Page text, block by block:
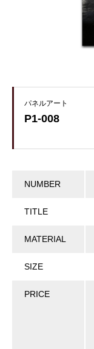
パネルアート
P1-008
NUMBER
TITLE
MATERIAL
SIZE
PRICE